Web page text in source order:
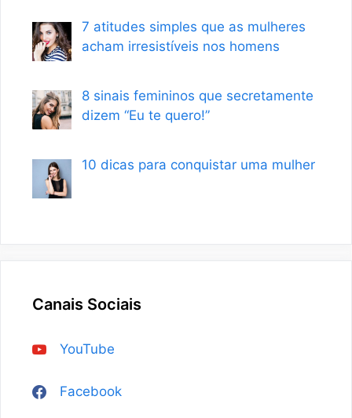
7 atitudes simples que as mulheres
acham irresistíveis nos homens
8 sinais femininos que secretamente
dizem “Eu te quero!”
10 dicas para conquistar uma mulher
Canais Sociais
YouTube
Facebook